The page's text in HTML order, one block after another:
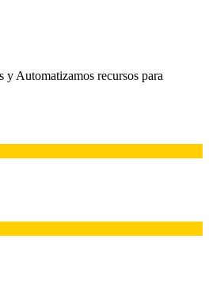
Automatizamos recursos para